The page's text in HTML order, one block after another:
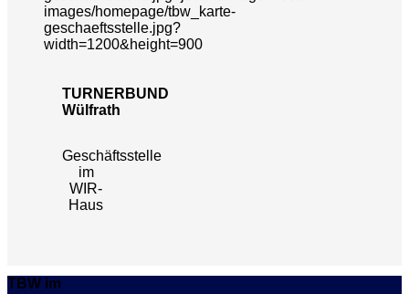
TURNERBUND
Wülfrath
Geschäftsstelle
im
WIR-
Haus
TBW im